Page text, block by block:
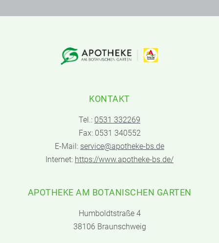
KONTAKT
Tel.: 0531 332269
Fax: 0531 340552
E-Mail: service@apotheke-bs.de
Internet: https://www.apotheke-bs.de/
APOTHEKE AM BOTANISCHEN GARTEN
Humboldtstraße 4
38106 Braunschweig